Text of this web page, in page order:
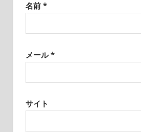
名前 *
メール*
サイト